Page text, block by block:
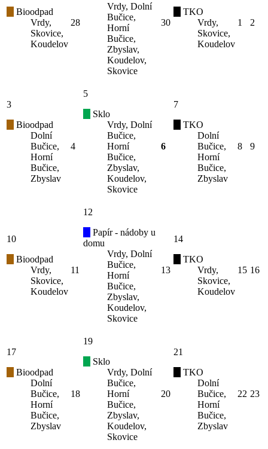
Bioodpad
Vrdy,
Skovice,
Koudelov
28
Vrdy, Dolní
Bučice,
Horní
Bučice,
Zbyslav,
Koudelov,
Skovice
30
TKO
Vrdy,
Skovice,
Koudelov
1 2
3
Bioodpad
Dolní
Bučice,
Horní
Bučice,
Zbyslav
4
5
Sklo
Vrdy, Dolní
Bučice,
Horní
Bučice,
Zbyslav,
Koudelov,
Skovice
6
7
TKO
Dolní
Bučice,
Horní
Bučice,
Zbyslav
8 9
10
Bioodpad
Vrdy,
Skovice,
Koudelov
11
12
Papír - nádoby u
domu
Vrdy, Dolní
Bučice,
Horní
Bučice,
Zbyslav,
Koudelov,
Skovice
13
14
TKO
Vrdy,
Skovice,
Koudelov
15 16
17
Bioodpad
Dolní
Bučice,
Horní
Bučice,
Zbyslav
18
19
Sklo
Vrdy, Dolní
Bučice,
Horní
Bučice,
Zbyslav,
Koudelov,
Skovice
20
21
TKO
Dolní
Bučice,
Horní
Bučice,
Zbyslav
22 23